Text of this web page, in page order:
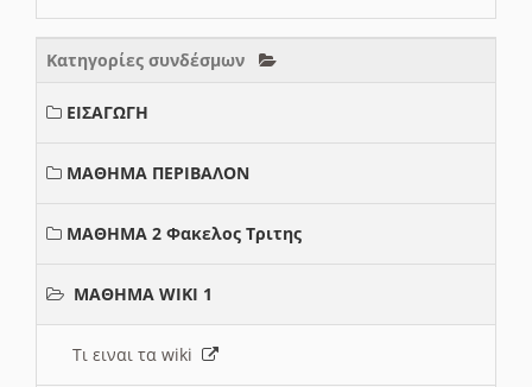
Κατηγορίες συνδέσμων
ΕΙΣΑΓΩΓΗ
ΜΑΘΗΜΑ ΠΕΡΙΒΑΛΟΝ
ΜΑΘΗΜΑ 2 Φακελος Τριτης
ΜΑΘΗΜΑ WIKI 1
Τι ειναι τα wiki